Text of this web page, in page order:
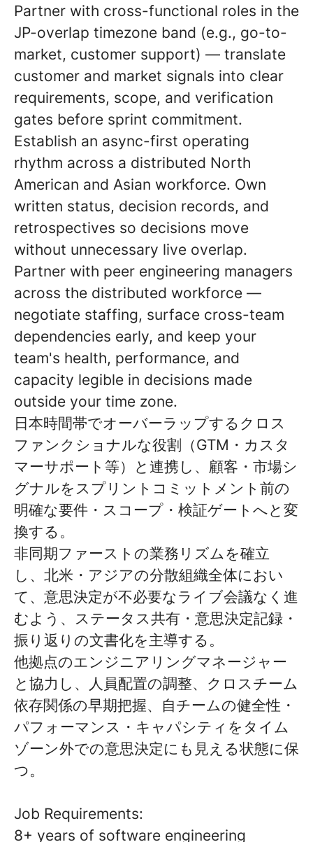
Partner with cross-functional roles in the
JP-overlap timezone band (e.g., go-to-
market, customer support) — translate
customer and market signals into clear
requirements, scope, and verification
gates before sprint commitment.
Establish an async-first operating
rhythm across a distributed North
American and Asian workforce. Own
written status, decision records, and
retrospectives so decisions move
without unnecessary live overlap.
Partner with peer engineering managers
across the distributed workforce —
negotiate staffing, surface cross-team
dependencies early, and keep your
team's health, performance, and
capacity legible in decisions made
outside your time zone.
日本時間帯でオーバーラップするクロス
ファンクショナルな役割（GTM・カスタ
マーサポート等）と連携し、顧客・市場シ
グナルをスプリントコミットメント前の
明確な要件・スコープ・検証ゲートへと変
換する。
非同期ファーストの業務リズムを確立
し、北米・アジアの分散組織全体におい
て、意思決定が不必要なライブ会議なく進
むよう、ステータス共有・意思決定記録・
振り返りの文書化を主導する。
他拠点のエンジニアリングマネージャー
と協力し、人員配置の調整、クロスチーム
依存関係の早期把握、自チームの健全性・
パフォーマンス・キャパシティをタイム
ゾーン外での意思決定にも見える状態に保
つ。
Job Requirements:
8+ years of software engineering